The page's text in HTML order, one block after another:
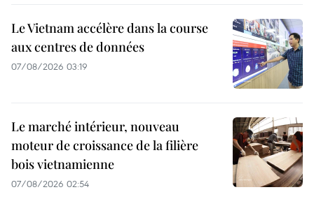
Le Vietnam accélère dans la course
aux centres de données
07/08/2026 03:19
Le marché intérieur, nouveau
moteur de croissance de la filière
bois vietnamienne
07/08/2026 02:54